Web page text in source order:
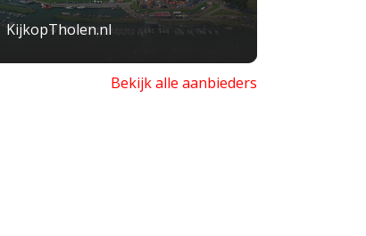
KijkopTholen.nl
Bekijk alle aanbieders